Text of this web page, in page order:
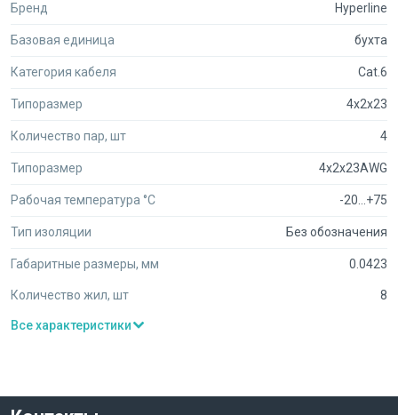
Бренд Hyperline
Базовая единица бухта
Категория кабеля Cat.6
Типоразмер 4x2x23
Количество пар, шт 4
Типоразмер 4x2x23AWG
Рабочая температура °C -20...+75
Тип изоляции Без обозначения
Габаритные размеры, мм 0.0423
Количество жил, шт 8
Все характеристики